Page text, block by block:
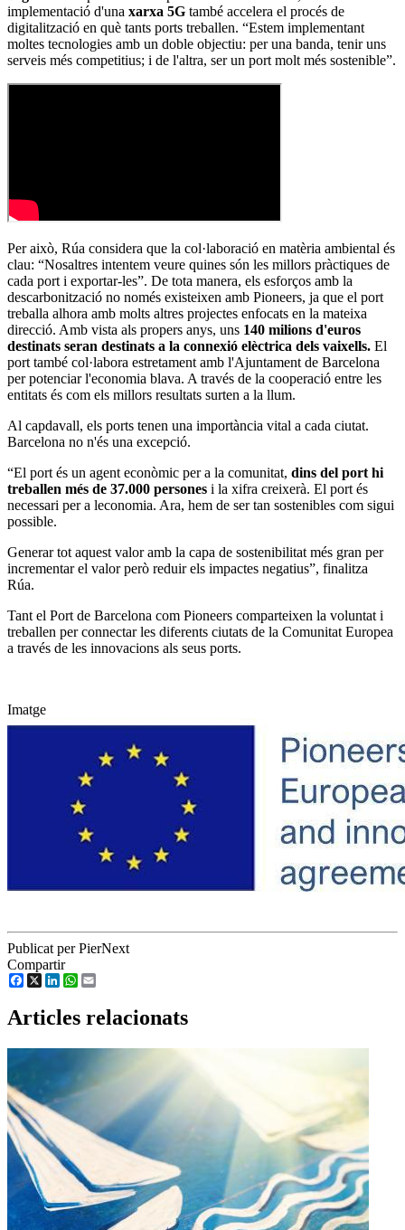
implementació d'una xarxa 5G també accelera el procés de
digitalització en què tants ports treballen. “Estem implementant
moltes tecnologies amb un doble objectiu: per una banda, tenir uns
serveis més competitius; i de l'altra, ser un port molt més sostenible”.
Per això, Rúa considera que la col·laboració en matèria ambiental és
clau: “Nosaltres intentem veure quines són les millors pràctiques de
cada port i exportar-les”. De tota manera, els esforços amb la
descarbonització no només existeixen amb Pioneers, ja que el port
treballa alhora amb molts altres projectes enfocats en la mateixa
direcció. Amb vista als propers anys, uns 140 milions d'euros
destinats seran destinats a la connexió elèctrica dels vaixells. El
port també col·labora estretament amb l'Ajuntament de Barcelona
per potenciar l'economia blava. A través de la cooperació entre les
entitats és com els millors resultats surten a la llum.
Al capdavall, els ports tenen una importància vital a cada ciutat.
Barcelona no n'és una excepció.
“El port és un agent econòmic per a la comunitat, dins del port hi
treballen més de 37.000 persones i la xifra creixerà. El port és
necessari per a leconomia. Ara, hem de ser tan sostenibles com sigui
possible.
Generar tot aquest valor amb la capa de sostenibilitat més gran per
incrementar el valor però reduir els impactes negatius”, finalitza
Rúa.
Tant el Port de Barcelona com Pioneers comparteixen la voluntat i
treballen per connectar les diferents ciutats de la Comunitat Europea
a través de les innovacions als seus ports.
Imatge
Publicat per PierNext
Compartir
Facebook
X LinkedInWhatsApp
Articles relacionats